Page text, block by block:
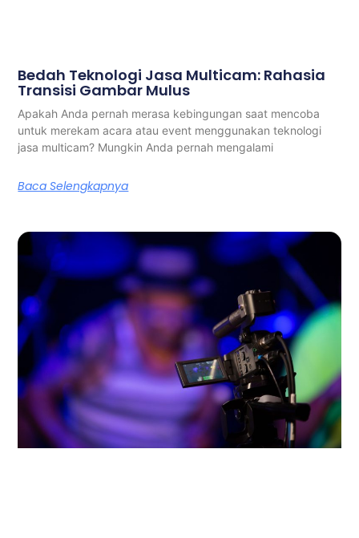
Bedah Teknologi Jasa Multicam: Rahasia
Transisi Gambar Mulus
Apakah Anda pernah merasa kebingungan saat mencoba
untuk merekam acara atau event menggunakan teknologi
jasa multicam? Mungkin Anda pernah mengalami
Baca Selengkapnya